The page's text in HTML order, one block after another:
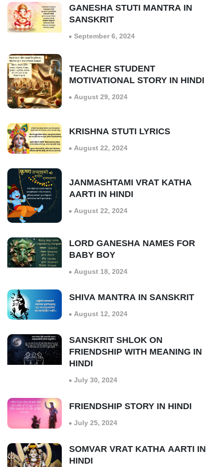
GANESHA STUTI MANTRA IN
SANSKRIT
September 6, 2024
TEACHER STUDENT
MOTIVATIONAL STORY IN HINDI
August 29, 2024
KRISHNA STUTI LYRICS
August 22, 2024
JANMASHTAMI VRAT KATHA
AARTI IN HINDI
August 22, 2024
LORD GANESHA NAMES FOR
BABY BOY
August 18, 2024
SHIVA MANTRA IN SANSKRIT
August 12, 2024
SANSKRIT SHLOK ON
FRIENDSHIP WITH MEANING IN
HINDI
July 30, 2024
FRIENDSHIP STORY IN HINDI
July 25, 2024
SOMVAR VRAT KATHA AARTI IN
HINDI